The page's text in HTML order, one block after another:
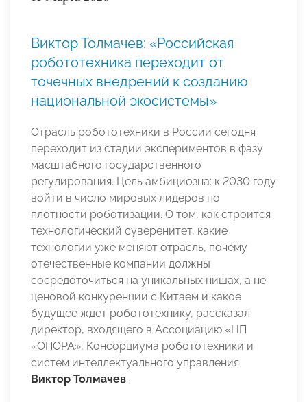
Виктор Толмачев: «Российская
робототехника переходит от
точечных внедрений к созданию
национальной экосистемы»
Отрасль робототехники в России сегодня
переходит из стадии экспериментов в фазу
масштабного государственного
регулирования. Цель амбициозна: к 2030 году
войти в число мировых лидеров по
плотности роботизации. О том, как строится
технологический суверенитет, какие
технологии уже меняют отрасль, почему
отечественные компании должны
сосредоточиться на уникальных нишах, а не
ценовой конкуренции с Китаем и какое
будущее ждет робототехнику, рассказал
директор, входящего в Ассоциацию «НП
«ОПОРА», Консорциума робототехники и
систем интеллектуального управления
Виктор Толмачев.